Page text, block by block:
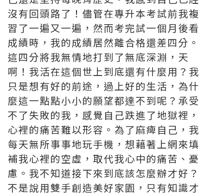
沒有回頭路了！儘管在專升本考試前我複
習了一遍又一遍，然而考完試一個月後看
成績時，我的成績居然離合格還差四分。
這四分將我無情地打到了無底深淵，天
啊！我活在這個世上到底還有什麼用？我
只是想有好的前途，過上好的生活，為什
麼這一點點小小的願望都達不到呢？承受
不了失敗的我，感覺自己跌進了地獄裡，
心裡的痛苦難以形容。為了麻痺自己，我
每天無所事事地玩手機，想藉著上網來填
補我心裡的空虛，取代我心中的痛苦、憂
慮。我不知道接下來到底該怎麼辦才好？
不是說用雙手創造美好家園，只有知識才